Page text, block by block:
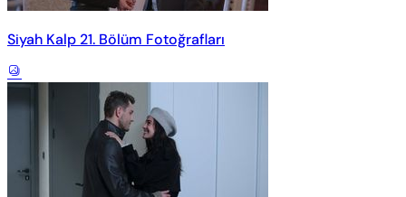
Siyah Kalp 21. Bölüm Fotoğrafları